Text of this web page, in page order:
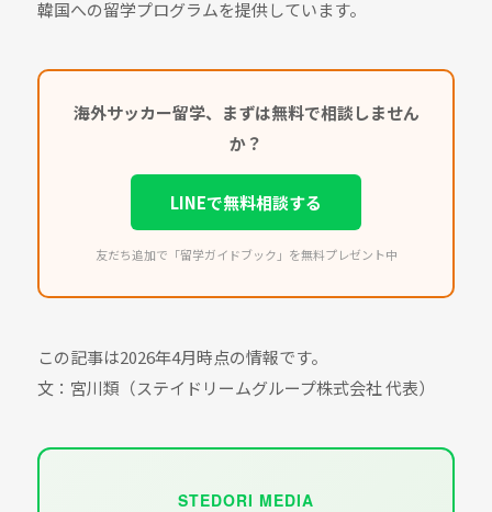
韓国への留学プログラムを提供しています。
海外サッカー留学、まずは無料で相談しません
か？
LINEで無料相談する
友だち追加で「留学ガイドブック」を無料プレゼント中
この記事は2026年4月時点の情報です。
文：宮川類（ステイドリームグループ株式会社 代表）
STEDORI MEDIA